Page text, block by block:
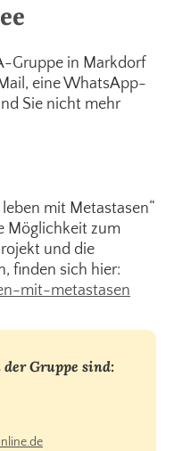
Gruppe in Markdorf
eine WhatsApp-
Sie nicht mehr
mit Metastasen“
Möglichkeit zum
und die
finden sich hier:
mit-metastasen
Gruppe sind: